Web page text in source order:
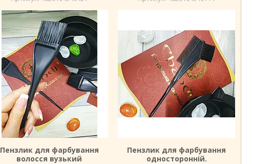
Пензлик для фарбування
волосся вузький
Пензлик для фарбування
односторонній.